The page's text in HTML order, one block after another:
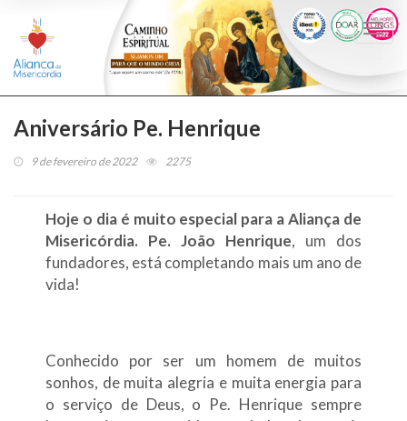
Aniversário Pe. Henrique
9 de fevereiro de 2022 2275
Hoje o dia é muito especial para a Aliança de
Misericórdia. Pe. João Henrique, um dos
fundadores, está completando mais um ano de
vida!
Conhecido por ser um homem de muitos
sonhos, de muita alegria e muita energia para
o serviço de Deus, o Pe. Henrique sempre